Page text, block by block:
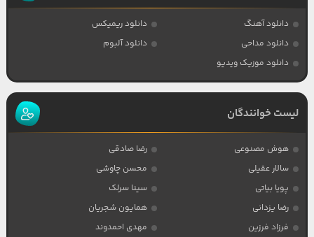
دانلود آهنگ
دانلود ریمیکس
دانلود مداحی
دانلود آلبوم
دانلود موزیک ویدیو
لیست خوانندگان
هوش مصنوعی
رضا صادقی
سالار عقیلی
محسن چاوشی
پویا بیاتی
سینا سرلک
رضا یزدانی
همایون شجریان
فرزاد فرزین
مهدی احمدوند